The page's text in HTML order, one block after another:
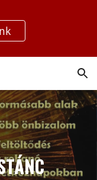
Skip to navigation